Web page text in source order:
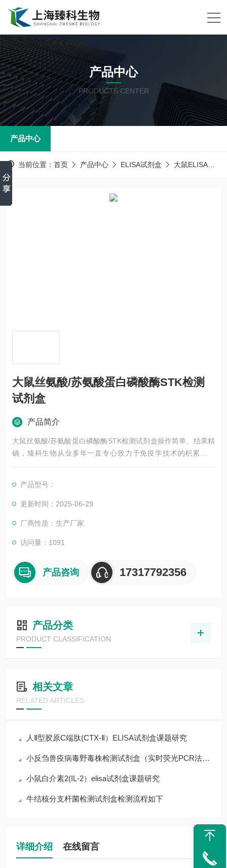
产品中心
PRODUCTS CENTER
产品中心
当前位置： 首页 产品中心 ELISA试剂盒 大鼠ELISA试剂盒
大鼠丝氨酸/苏氨酸蛋白磷酸酶STK检测
试剂盒
产品简介
大鼠丝氨酸/苏氨酸蛋白磷酸酶STK检测试剂盒操作简单、结果精
确，臻科生物从业多年一直专心致力于免疫学技术的积累与发
展，以其优质的产品质量与专业的技术服务，赢得业内广大人士
的合作关系，共同努力合作共赢。
产品型号：
更新时间：2025-06-29
厂商性质：生产厂家
访问量：1091
产品咨询 17317792356
产品分类
PRODUCT CLASSIFICATION
相关文章
RELATED ARTICLES
人Ⅱ型胶原C端肽(CTX-Ⅱ）ELISA试剂盒课题研究
小反刍兽疫病毒野毒株检测试剂盒（实时荧光PCR法）说明书
小鼠白介素2(IL-2）elisa试剂盒课题研究
牛结核分支杆菌检测试剂盒检测流程如下
详细介绍 在线留言